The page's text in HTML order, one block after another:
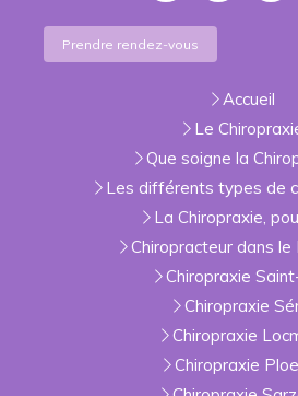
Prendre rendez-vous
Accueil
Le
Que soigne la
Les différents types de
La Chiropraxie,
Chiropracteur dans le
Chiropraxie
Chiropraxie
Chiropraxie
Chiropraxie